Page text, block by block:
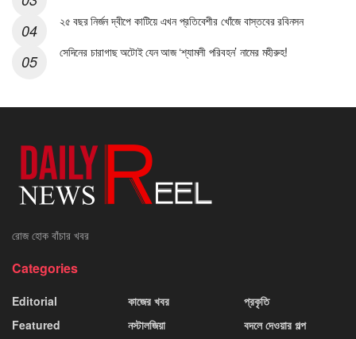
২৫ বছর নির্জন দ্বীপে কাটিয়ে এখন প্রতিবেশীর খোঁজে বাস্তবের রবিনসন
সেদিনের চারাগাছ অটোই যেন আজ ‘শ্যামলী পরিবহন’ নামের মহীরুহ!
রোজ হোক বাঁচার খবর
Categories
Editorial
Featured
কাজের খবর
নস্টালজিয়া
প্রকৃতি
বদলে দেওয়ার গল্প